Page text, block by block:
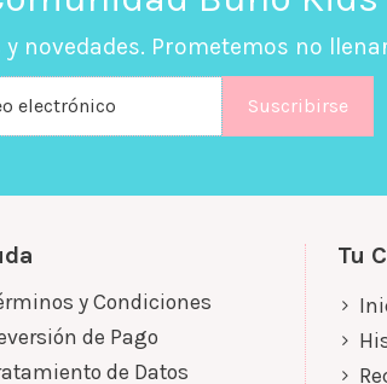
novedades. Prometemos no
y Condiciones
de Pago
de Datos
Tu